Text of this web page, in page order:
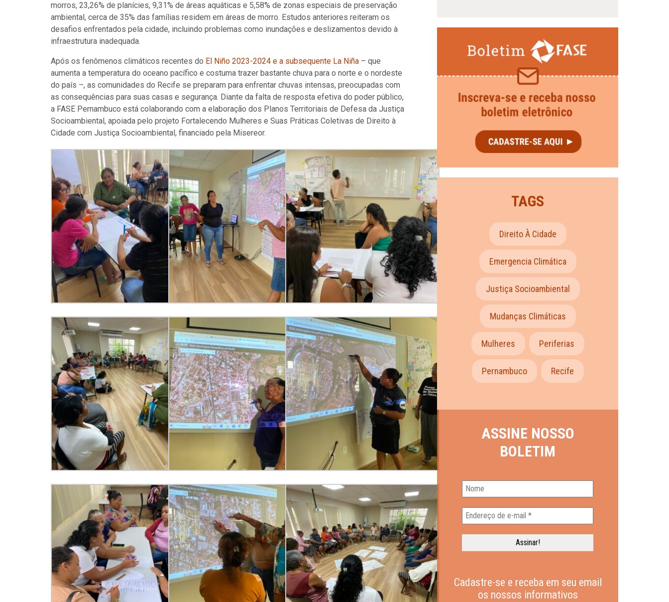
morros, 23,26% de planícies, 9,31% de áreas aquáticas e 5,58% de zonas especiais de preservação
ambiental, cerca de 35% das famílias residem em áreas de morro. Estudos anteriores reiteram os
desafios enfrentados pela cidade, incluindo problemas como inundações e deslizamentos devido à
infraestrutura inadequada.
Após os fenômenos climáticos recentes do El Niño 2023-2024 e a subsequente La Niña – que
aumenta a temperatura do oceano pacífico e costuma trazer bastante chuva para o norte e o nordeste
do país –, as comunidades do Recife se preparam para enfrentar chuvas intensas, preocupadas com
as consequências para suas casas e segurança. Diante da falta de resposta efetiva do poder público,
a FASE Pernambuco está colaborando com a elaboração dos Planos Territoriais de Defesa da Justiça
Socioambiental, apoiada pelo projeto Fortalecendo Mulheres e Suas Práticas Coletivas de Direito à
Cidade com Justiça Socioambiental, financiado pela Misereor.
TAGS
Direito À Cidade
Emergencia Climática
Justiça Socioambiental
Mudanças Climáticas
Mulheres Periferias
Pernambuco Recife
ASSINE NOSSO
BOLETIM
Cadastre-se e receba em seu email
os nossos informativos